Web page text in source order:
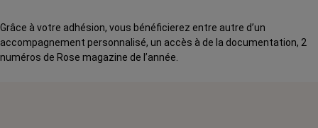
Grâce à votre adhésion, vous bénéficierez entre autre d’un
accompagnement personnalisé, un accès à de la documentation, 2
numéros de Rose magazine de l’année.